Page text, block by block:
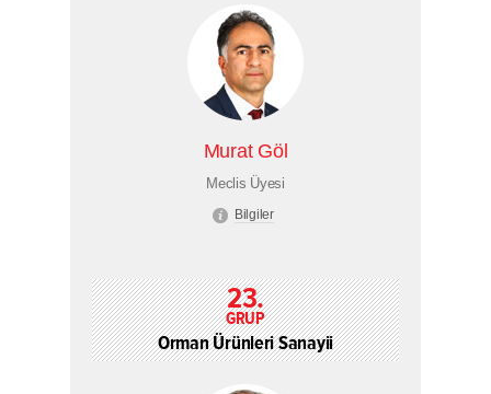
Murat Göl
Meclis Üyesi
Bilgiler
23.
GRUP
Orman Ürünleri Sanayii